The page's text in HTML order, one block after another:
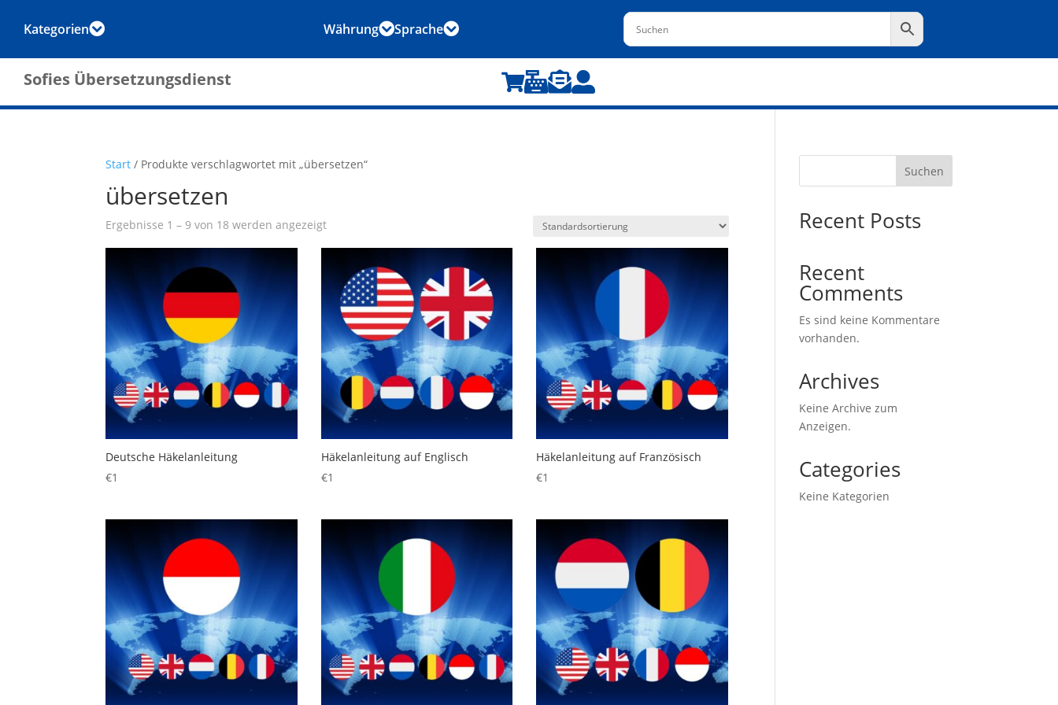
Kategorien WährungSprache
Sofies Übersetzungsdienst 
Start / Produkte verschlagwortet mit „übersetzen“
übersetzen
Ergebnisse 1 – 9 von 18 werden angezeigt
Deutsche Häkelanleitung
€1
Häkelanleitung auf Englisch
€1
Häkelanleitung auf Französisch
€1
Suchen
Recent Posts
Recent
Comments
Es sind keine Kommentare
vorhanden.
Archives
Keine Archive zum
Anzeigen.
Categories
Keine Kategorien